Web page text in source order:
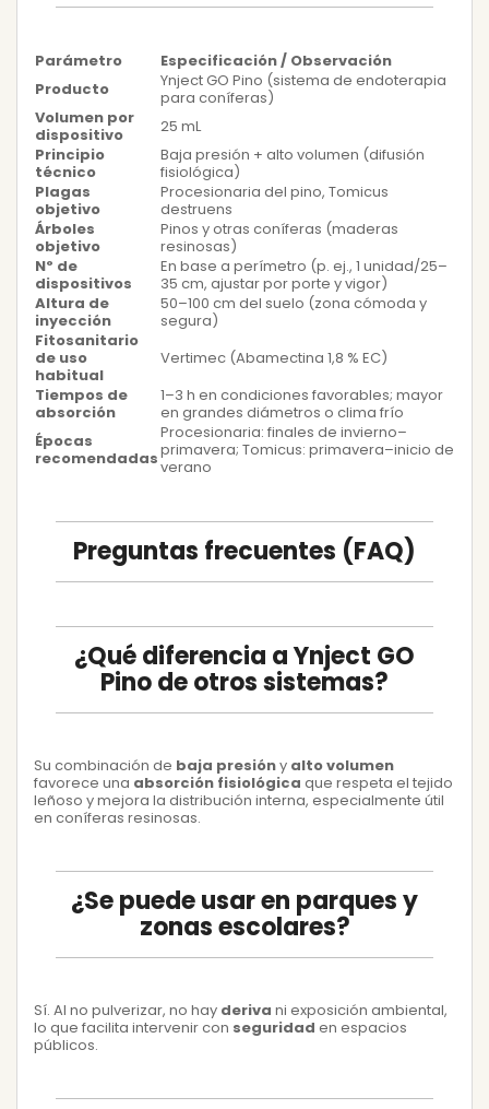
Parámetro
Especificación / Observación
Producto
Ynject GO Pino (sistema de endoterapia
para coníferas)
Volumen por
dispositivo
25 mL
Principio
técnico
Baja presión + alto volumen (difusión
fisiológica)
Plagas
objetivo
Procesionaria del pino, Tomicus
destruens
Árboles
objetivo
Pinos y otras coníferas (maderas
resinosas)
Nº de
dispositivos
En base a perímetro (p. ej., 1 unidad/25–
35 cm, ajustar por porte y vigor)
Altura de
inyección
50–100 cm del suelo (zona cómoda y
segura)
Fitosanitario
de uso
habitual
Vertimec (Abamectina 1,8 % EC)
Tiempos de
absorción
1–3 h en condiciones favorables; mayor
en grandes diámetros o clima frío
Épocas
recomendadas
Procesionaria: finales de invierno–
primavera; Tomicus: primavera–inicio de
verano
Preguntas frecuentes (FAQ)
¿Qué diferencia a Ynject GO
Pino de otros sistemas?
Su combinación de baja presióny alto volumen
favorece una absorción fisiológica que respeta el tejido
leñoso y mejora la distribución interna, especialmente útil
en coníferas resinosas.
¿Se puede usar en parques y
zonas escolares?
Sí. Al no pulverizar, no hay deriva ni exposición ambiental,
lo que facilita intervenir con seguridad en espacios
públicos.